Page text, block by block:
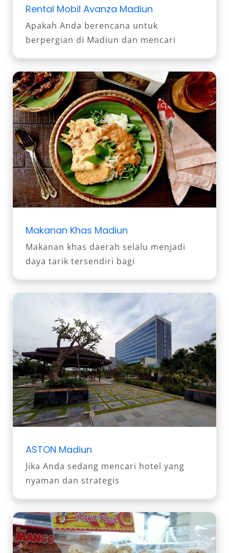
Rental Mobil Avanza Madiun
Apakah Anda berencana untuk
berpergian di Madiun dan mencari
Makanan Khas Madiun
Makanan khas daerah selalu menjadi
daya tarik tersendiri bagi
ASTON Madiun
Jika Anda sedang mencari hotel yang
nyaman dan strategis